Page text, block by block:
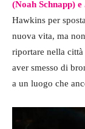
(Noah Schnapp)
Hawkins per
nuova vita, ma
riportare nella
aver smesso di
a un luogo che